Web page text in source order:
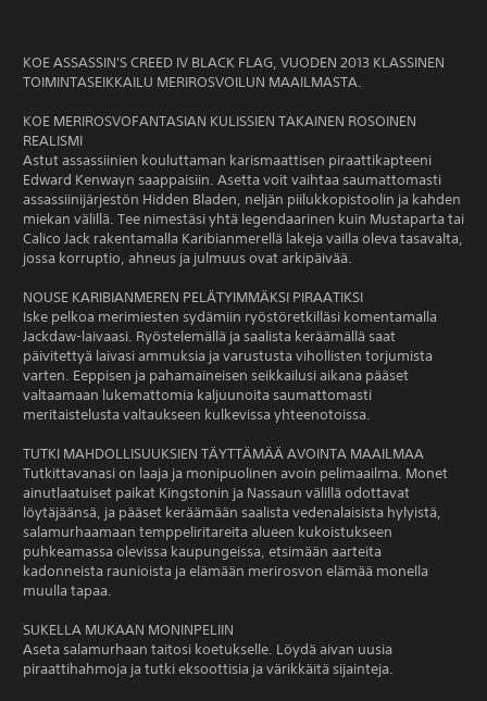
KOE ASSASSIN'S CREED IV BLACK FLAG, VUODEN 2013 KLASSINEN
TOIMINTASEIKKAILU MERIROSVOILUN MAAILMASTA.
KOE MERIROSVOFANTASIAN KULISSIEN TAKAINEN ROSOINEN
REALISMI
Astut assassiinien kouluttaman karismaattisen piraattikapteeni
Edward Kenwayn saappaisiin. Asetta voit vaihtaa saumattomasti
assassiinijärjestön Hidden Bladen, neljän piilukkopistoolin ja kahden
miekan välillä. Tee nimestäsi yhtä legendaarinen kuin Mustaparta tai
Calico Jack rakentamalla Karibianmerellä lakeja vailla oleva tasavalta,
jossa korruptio, ahneus ja julmuus ovat arkipäivää.
NOUSE KARIBIANMEREN PELÄTYIMMÄKSI PIRAATIKSI
Iske pelkoa merimiesten sydämiin ryöstöretkilläsi komentamalla
Jackdaw-laivaasi. Ryöstelemällä ja saalista keräämällä saat
päivitettyä laivasi ammuksia ja varustusta vihollisten torjumista
varten. Eeppisen ja pahamaineisen seikkailusi aikana pääset
valtaamaan lukemattomia kaljuunoita saumattomasti
meritaistelusta valtaukseen kulkevissa yhteenotoissa.
TUTKI MAHDOLLISUUKSIEN TÄYTTÄMÄÄ AVOINTA MAAILMAA
Tutkittavanasi on laaja ja monipuolinen avoin pelimaailma. Monet
ainutlaatuiset paikat Kingstonin ja Nassaun välillä odottavat
löytäjäänsä, ja pääset keräämään saalista vedenalaisista hylyistä,
salamurhaamaan temppeliritareita alueen kukoistukseen
puhkeamassa olevissa kaupungeissa, etsimään aarteita
kadonneista raunioista ja elämään merirosvon elämää monella
muulla tapaa.
SUKELLA MUKAAN MONINPELIIN
Aseta salamurhaan taitosi koetukselle. Löydä aivan uusia
piraattihahmoja ja tutki eksoottisia ja värikkäitä sijainteja.